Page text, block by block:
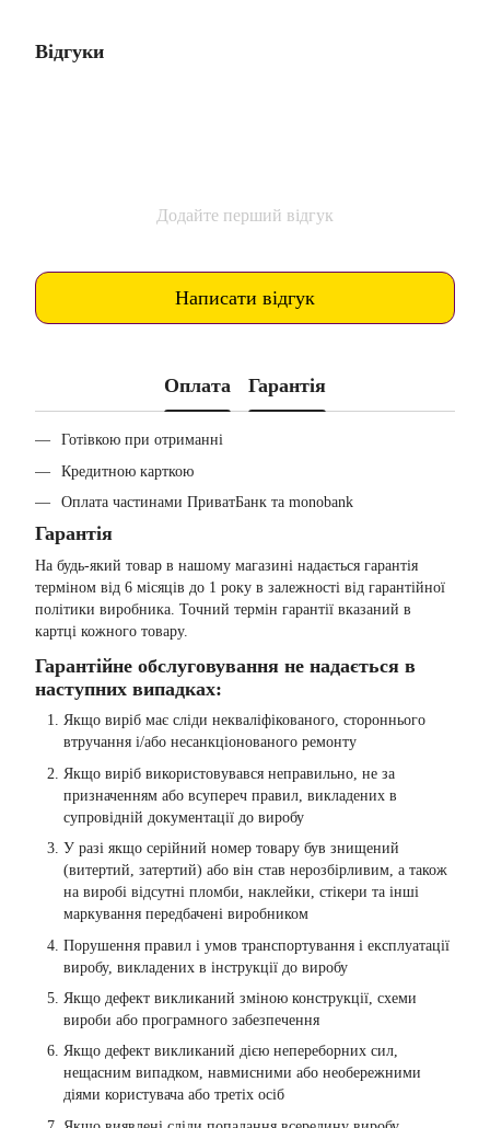
Відгуки
Додайте перший відгук
Написати відгук
Оплата Гарантія
Готівкою при отриманні
Кредитною карткою
Оплата частинами ПриватБанк та monobank
Гарантія
На будь-який товар в нашому магазині надається гарантія
терміном від 6 місяців до 1 року в залежності від гарантійної
політики виробника. Точний термін гарантії вказаний в
картці кожного товару.
Гарантійне обслуговування не надається в
наступних випадках:
Якщо виріб має сліди некваліфікованого, стороннього
втручання і/або несанкціонованого ремонту
Якщо виріб використовувався неправильно, не за
призначенням або всупереч правил, викладених в
супровідній документації до виробу
У разі якщо серійний номер товару був знищений
(витертий, затертий) або він став нерозбірливим, а також
на виробі відсутні пломби, наклейки, стікери та інші
маркування передбачені виробником
Порушення правил і умов транспортування і експлуатації
виробу, викладених в інструкції до виробу
Якщо дефект викликаний зміною конструкції, схеми
вироби або програмного забезпечення
Якщо дефект викликаний дією непереборних сил,
нещасним випадком, навмисними або необережними
діями користувача або третіх осіб